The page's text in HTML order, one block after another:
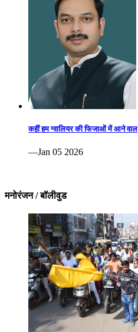
कहीं हम ग्वालियर की फिजाओं में आने वाल
—Jan 05 2026
मनोरंजन / बॉलीवुड